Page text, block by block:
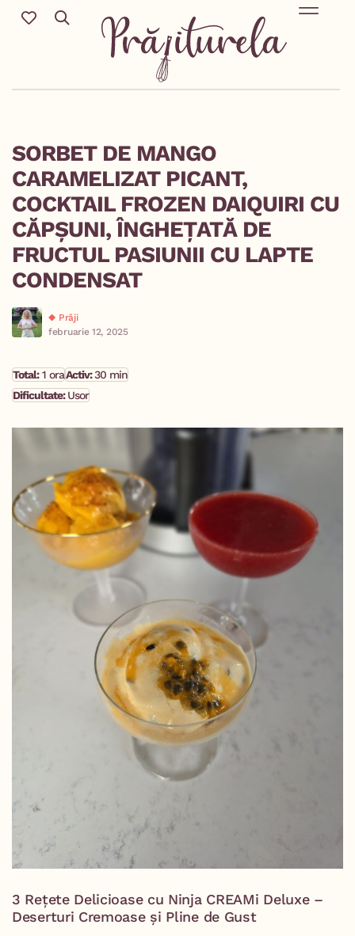
SORBET DE MANGO
CARAMELIZAT PICANT,
COCKTAIL FROZEN DAIQUIRI CU
CĂPȘUNI, ÎNGHEȚATĂ DE
FRUCTUL PASIUNII CU LAPTE
CONDENSAT
Prăji
februarie 12, 2025
Total:1 oraActiv:30 min
Dificultate:Usor
3 Rețete Delicioase cu Ninja CREAMi Deluxe –
Deserturi Cremoase și Pline de Gust